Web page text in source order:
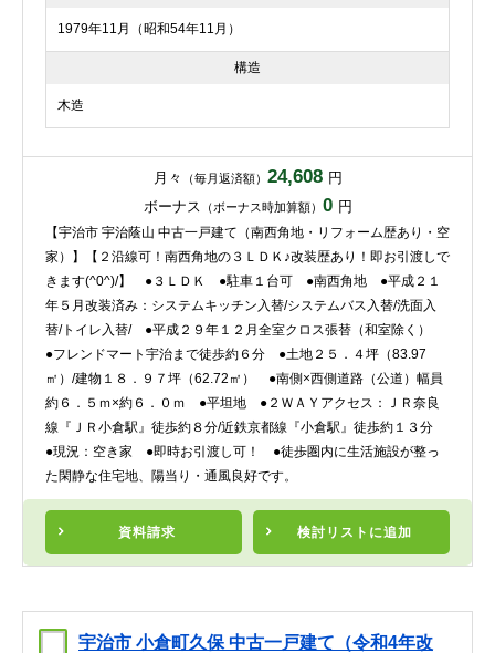
1979年11月（昭和54年11月）
構造
木造
月々 （毎月返済額） 24,608 円
ボーナス （ボーナス時加算額） 0 円
資料請求 検討リスト に追加
【宇治市 宇治蔭山 中古一戸建て（南西角地・リフォーム歴あり・空
家）】【２沿線可！南西角地の３ＬＤＫ♪改装歴あり！即お引渡しで
きます(^0^)/】 ●３ＬＤＫ ●駐車１台可 ●南西角地 ●平成２１
年５月改装済み：システムキッチン入替/システムバス入替/洗面入
替/トイレ入替/ ●平成２９年１２月全室クロス張替（和室除く）
●フレンドマート宇治まで徒歩約６分 ●土地２５．４坪（83.97
㎡）/建物１８．９７坪（62.72㎡） ●南側×西側道路（公道）幅員
約６．５ｍ×約６．０ｍ ●平坦地 ●２ＷＡＹアクセス：ＪＲ奈良
線『ＪＲ小倉駅』徒歩約８分/近鉄京都線『小倉駅』徒歩約１３分
●現況：空き家 ●即時お引渡し可！ ●徒歩圏内に生活施設が整っ
た閑静な住宅地、陽当り・通風良好です。
宇治市 小倉町久保 中古一戸建て（令和4年改